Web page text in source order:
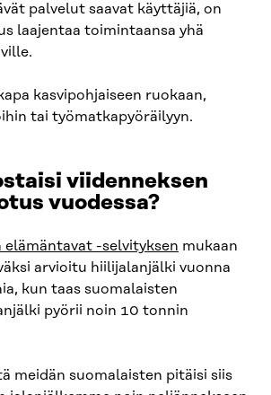
palvelut saavat käyttäjiä, on
laajentaa toimintaansa yhä
kasvipohjaiseen ruokaan,
tai työmatkapyöräilyyn.
viidenneksen
vuodessa?
elämäntavat -selvityksen mukaan
arvioitu hiilijalanjälki vuonna
kun taas suomalaisten
pyörii noin 10 tonnin
meidän suomalaisten pitäisi siis